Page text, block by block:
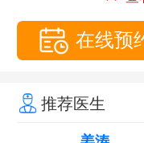
在线预
推荐医生